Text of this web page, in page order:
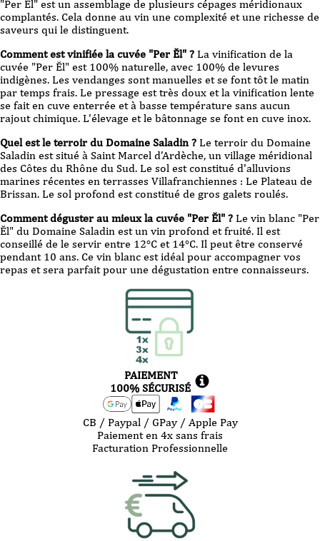
"Per Ĕl" est un assemblage de plusieurs cépages méridionaux
complantés. Cela donne au vin une complexité et une richesse de
saveurs qui le distinguent.
Comment est vinifiée la cuvée "Per Ĕl" ? La vinification de la
cuvée "Per Ĕl" est 100% naturelle, avec 100% de levures
indigènes. Les vendanges sont manuelles et se font tôt le matin
par temps frais. Le pressage est très doux et la vinification lente
se fait en cuve enterrée et à basse température sans aucun
rajout chimique. L'élevage et le bâtonnage se font en cuve inox.
Quel est le terroir du Domaine Saladin ? Le terroir du Domaine
Saladin est situé à Saint Marcel d’Ardèche, un village méridional
des Côtes du Rhône du Sud. Le sol est constitué d'alluvions
marines récentes en terrasses Villafranchiennes : Le Plateau de
Brissan. Le sol profond est constitué de gros galets roulés.
Comment déguster au mieux la cuvée "Per Ĕl" ? Le vin blanc "Per
Ĕl" du Domaine Saladin est un vin profond et fruité. Il est
conseillé de le servir entre 12°C et 14°C. Il peut être conservé
pendant 10 ans. Ce vin blanc est idéal pour accompagner vos
repas et sera parfait pour une dégustation entre connaisseurs.
PAIEMENT
100% SÉCURISÉ
CB / Paypal / GPay / Apple Pay
Paiement en 4x sans frais
Facturation Professionnelle